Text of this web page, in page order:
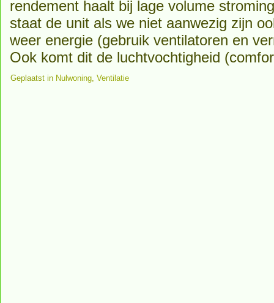
rendement haalt bij lage volume
staat de unit als we niet aanwezig zijn
weer energie (gebruik ventilatoren en
Ook komt dit de luchtvochtigheid
Geplaatst in Nulwoning, Ventilatie